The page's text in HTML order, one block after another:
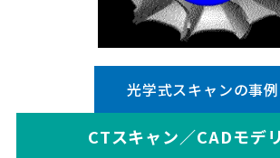
光学式スキャンの事例
CTスキャン／CADモデ